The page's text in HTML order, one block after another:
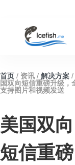
首页 / 资讯 / 解决方案 /
国双向短信重磅升级，
支持图片和视频发送
美国双向
短信重磅